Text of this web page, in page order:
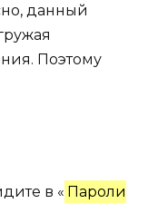
данный
Поэтому
в « Пароли